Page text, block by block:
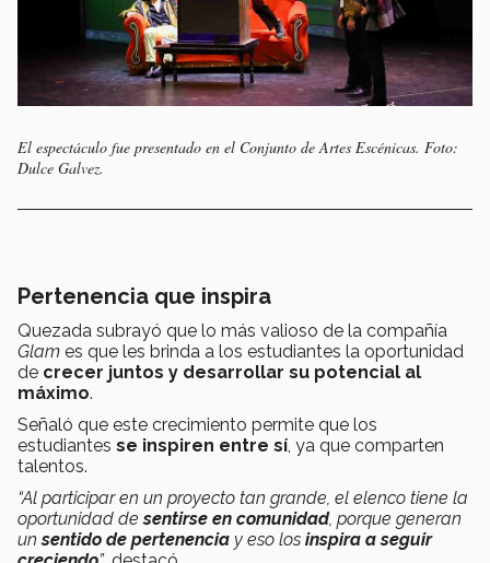
El espectáculo fue presentado en el Conjunto de Artes Escénicas. Foto:
Dulce Galvez.
Pertenencia que inspira
Quezada subrayó que lo más valioso de la compañía
Glam es que les brinda a los estudiantes la oportunidad
de crecer juntos y desarrollar su potencial al
máximo.
Señaló que este crecimiento permite que los
estudiantes se inspiren entre sí, ya que comparten
talentos.
“Al participar en un proyecto tan grande, el elenco tiene la
oportunidad desentirse en comunidad, porque generan
unsentido de pertenencia y eso los inspira a seguir